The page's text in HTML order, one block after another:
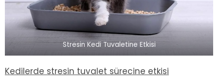
Stresin Kedi Tuvaletine Etkisi
Kedilerde stresin tuvalet sürecine etkisi